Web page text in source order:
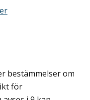
bestämmelser om
för